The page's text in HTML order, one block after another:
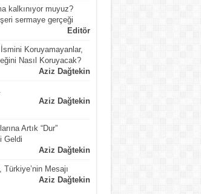
kalkınıyor muyuz?
sermaye gerçeği
Editör
Koruyamayanlar,
Nasıl Koruyacak?
Aziz Dağtekin
Aziz Dağtekin
Artık “Dur”
Geldi
Aziz Dağtekin
Mesajı
Aziz Dağtekin